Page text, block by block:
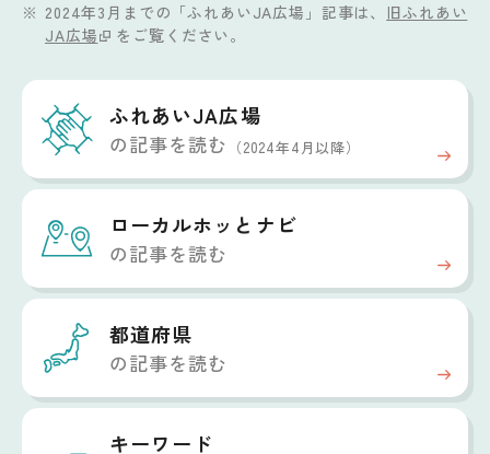
2024年3月までの「ふれあいJA広場」記事は、 旧ふれあい
JA広場
をご覧ください。
ふれあいJA広場
の記事を読む （2024年4月以降）
ローカルホッと ナビ
の記事を読む
都道府県
の記事を読む
キーワード